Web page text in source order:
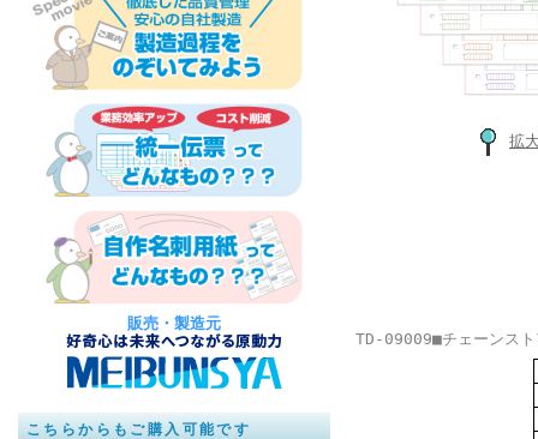
販売・製造元
こちらからもご購入可能です
拡
TD-09009■チェーンス